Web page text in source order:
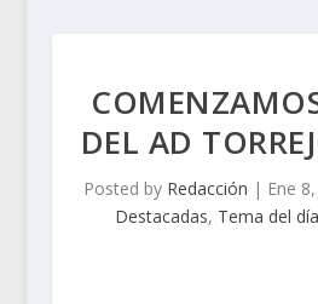
DEL AD
Posted by Redacción | Ene
Destacadas, Tema del día